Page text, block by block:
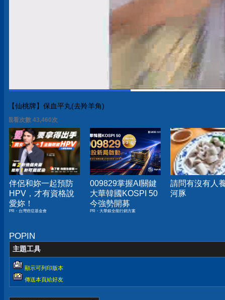
【仙桃牌】保血平丸(去羚羊角)
觀看次數 43,460次
伴侶和妳一起預防
HPV，才有資格說
愛妳！
PR・台灣癌症基金會
009829掌握AI關鍵
大華韓國KOSPI 50
今強勢開募
PR・大華銀全能行銷方案
請問有沒有人
河豚
POPIN
主題工具
顯示可列印版本
傳送本頁給好友